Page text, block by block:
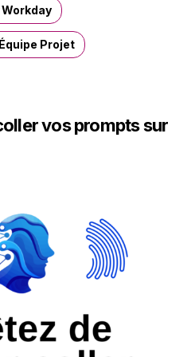
Workday
Équipe Projet
vos prompts sur